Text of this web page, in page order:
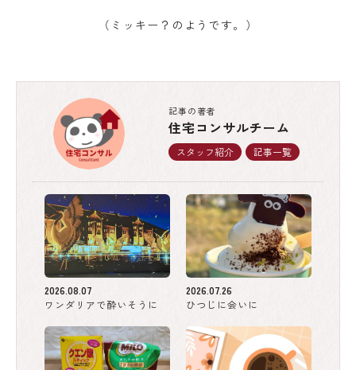
（ミッキー？のようです。）
記事の著者
住宅コンサルチーム
スタッフ紹介 記事一覧
2026.08.07
ワンダリアで酔いそうに
2026.07.26
ひつじに会いに